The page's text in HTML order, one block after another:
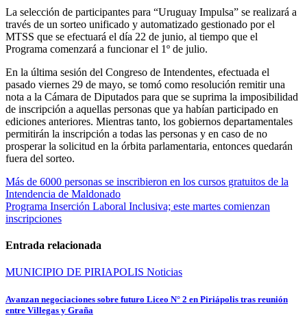
La selección de participantes para “Uruguay Impulsa” se realizará a
través de un sorteo unificado y automatizado gestionado por el
MTSS que se efectuará el día 22 de junio, al tiempo que el
Programa comenzará a funcionar el 1º de julio.
En la última sesión del Congreso de Intendentes, efectuada el
pasado viernes 29 de mayo, se tomó como resolución remitir una
nota a la Cámara de Diputados para que se suprima la imposibilidad
de inscripción a aquellas personas que ya habían participado en
ediciones anteriores. Mientras tanto, los gobiernos departamentales
permitirán la inscripción a todas las personas y en caso de no
prosperar la solicitud en la órbita parlamentaria, entonces quedarán
fuera del sorteo.
Navegación
de
entradas
Más de 6000 personas se inscribieron en los cursos gratuitos de la
Intendencia de Maldonado
Programa Inserción Laboral Inclusiva; este martes comienzan
inscripciones
Entrada relacionada
MUNICIPIO DE PIRIAPOLIS Noticias
Avanzan negociaciones sobre futuro Liceo N° 2 en Piriápolis tras reunión
entre Villegas y Graña